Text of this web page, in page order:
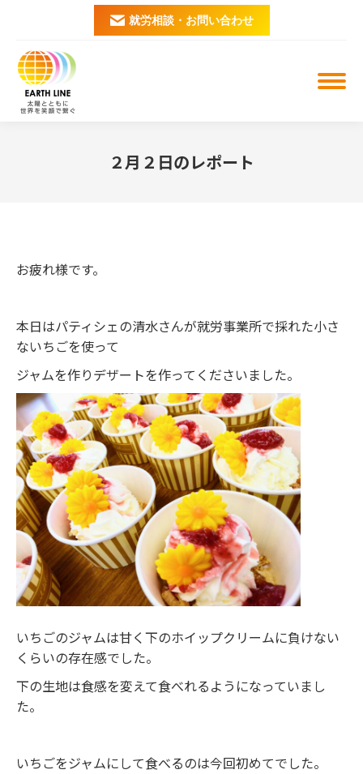
就労相談・お問い合わせ
２月２日のレポート
お疲れ様です。
本日はパティシェの清水さんが就労事業所で採れた小さ
ないちごを使って
ジャムを作りデザートを作ってくださいました。
いちごのジャムは甘く下のホイップクリームに負けない
くらいの存在感でした。
下の生地は食感を変えて食べれるようになっていまし
た。
いちごをジャムにして食べるのは今回初めてでした。